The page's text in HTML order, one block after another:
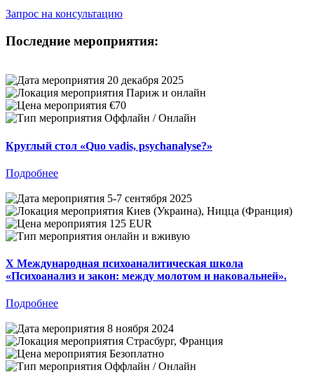
Запрос на консультацию
Последние мероприятия:
20 декабря 2025
Париж и онлайн
€70
Оффлайн / Онлайн
Круглый стол «Quo vadis, psychanalyse?»
Подробнее
5-7 сентября 2025
Киев (Украина), Ницца (Франция)
125 EUR
онлайн и вживую
X Международная психоаналитическая школа
«Психоанализ и закон: между молотом и наковальней».
Подробнее
8 ноября 2024
Страсбург, Франция
Безоплатно
Оффлайн / Онлайн